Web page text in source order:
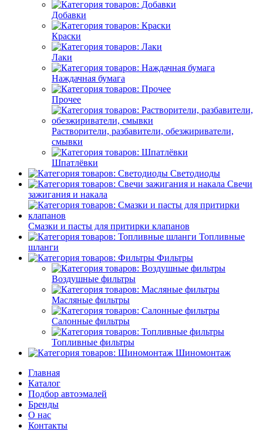
Добавки
Краски
Лаки
Наждачная бумага
Прочее
Растворители, разбавители, обезжириватели,
смывки
Шпатлёвки
Светодиоды
Свечи
зажигания и накала
Смазки и пасты для притирки клапанов
Топливные
шланги
Фильтры
Воздушные фильтры
Масляные фильтры
Салонные фильтры
Топливные фильтры
Шиномонтаж
Главная
Каталог
Подбор автоэмалей
Бренды
О нас
Контакты